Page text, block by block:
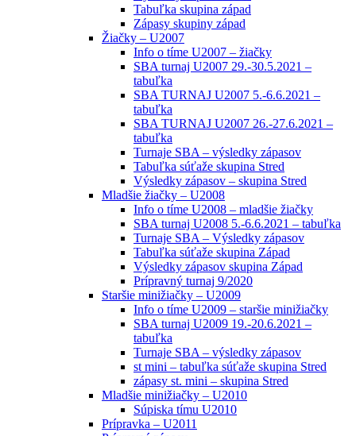
Tabuľka skupina západ
Zápasy skupiny západ
Žiačky – U2007
Info o tíme U2007 – žiačky
SBA turnaj U2007 29.-30.5.2021 –
tabuľka
SBA TURNAJ U2007 5.-6.6.2021 –
tabuľka
SBA TURNAJ U2007 26.-27.6.2021 –
tabuľka
Turnaje SBA – výsledky zápasov
Tabuľka súťaže skupina Stred
Výsledky zápasov – skupina Stred
Mladšie žiačky – U2008
Info o tíme U2008 – mladšie žiačky
SBA turnaj U2008 5.-6.6.2021 – tabuľka
Turnaje SBA – Výsledky zápasov
Tabuľka súťaže skupina Západ
Výsledky zápasov skupina Západ
Prípravný turnaj 9/2020
Staršie minižiačky – U2009
Info o tíme U2009 – staršie minižiačky
SBA turnaj U2009 19.-20.6.2021 –
tabuľka
Turnaje SBA – výsledky zápasov
st mini – tabuľka súťaže skupina Stred
zápasy st. mini – skupina Stred
Mladšie minižiačky – U2010
Súpiska tímu U2010
Prípravka – U2011